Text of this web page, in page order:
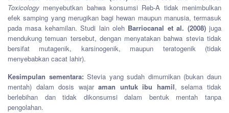
Toxicology menyebutkan bahwa konsumsi Reb-A tidak menimbulkan
efek samping yang merugikan bagi hewan maupun manusia, termasuk
pada masa kehamilan. Studi lain oleh Barriocanal et al. (2008)juga
mendukung temuan tersebut, dengan menyatakan bahwa stevia tidak
bersifat mutagenik, karsinogenik, maupun teratogenik (tidak
menyebabkan cacat lahir).
Kesimpulan sementara: Stevia yang sudah dimurnikan (bukan daun
mentah) dalam dosis wajaraman untuk ibu hamil, selama tidak
berlebihan dan tidak dikonsumsi dalam bentuk mentah tanpa
pengolahan.